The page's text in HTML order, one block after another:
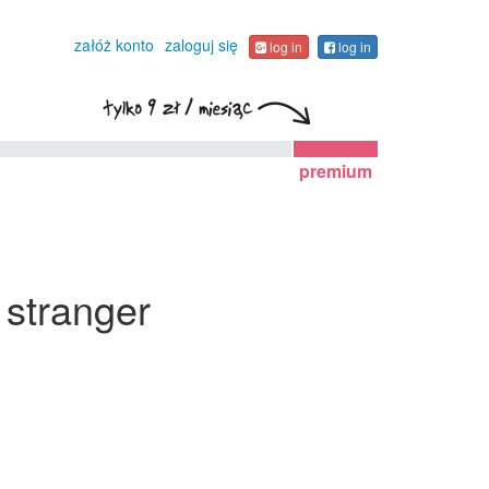
załóż konto zaloguj się log in log in
premium